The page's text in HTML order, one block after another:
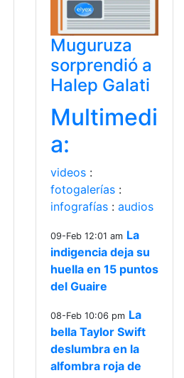
Muguruza
sorprendió a
Halep Galati
Multimedi
a:
videos :
fotogalerías :
infografías : audios
09-Feb 12:01 am La
indigencia deja su
huella en 15 puntos
del Guaire
08-Feb 10:06 pm La
bella Taylor Swift
deslumbra en la
alfombra roja de